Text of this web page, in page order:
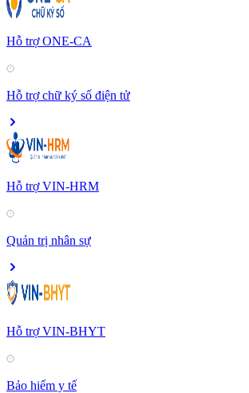
Hỗ trợ ONE-CA
Hỗ trợ chữ ký số điện tử
Hỗ trợ VIN-HRM
Quản trị nhân sự
Hỗ trợ VIN-BHYT
Bảo hiểm y tế